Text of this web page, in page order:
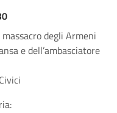
degli Armeni
e dell’ambasciatore